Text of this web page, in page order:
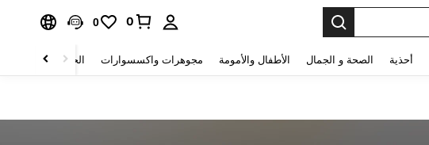
0
0
أحذية الصحة و الجمال الأطفال والأمومة مجوهرات واكسسوارات الحقائب والأمتعة